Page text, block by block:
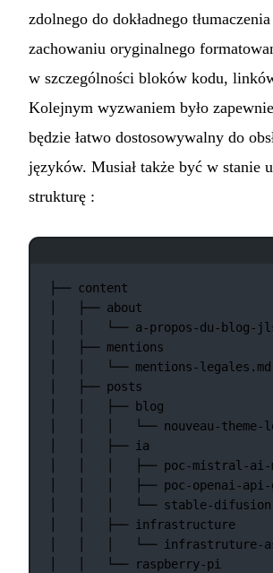
zdolnego do dokładnego
zachowaniu oryginalnego
w szczególności bloków kodu,
Kolejnym wyzwaniem było
będzie łatwo dostosowywalny do
języków. Musiał także być w stanie
strukturę :
├── content
├── about
└── a-propos-du-blog-
├── mentions
└── mentions-legales.md
├── posts
├──
blog
└── nouveau-theme-
├──
ia
├── poc-mistral-ai-
├── poc-openai-api-
└── stable-difusion-
├──
infrastructure
└──
infrastruture-
└──
raspberry-pi